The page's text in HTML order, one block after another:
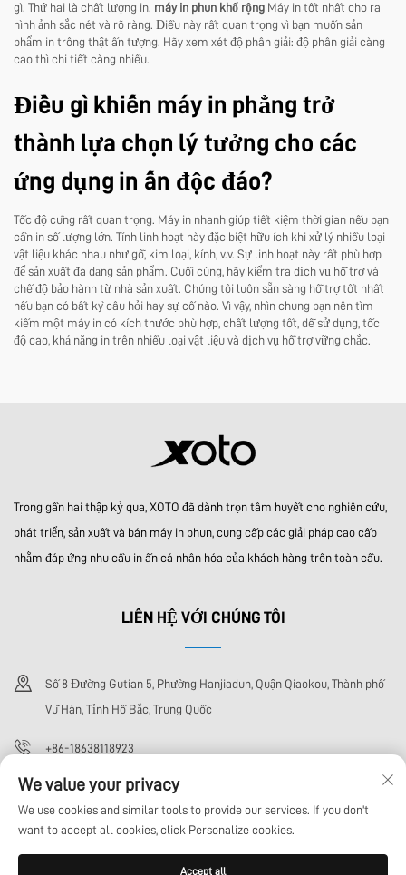
gì. Thứ hai là chất lượng in. máy in phun khổ rộng Máy in tốt nhất cho ra
hình ảnh sắc nét và rõ ràng. Điều này rất quan trọng vì bạn muốn sản
phẩm in trông thật ấn tượng. Hãy xem xét độ phân giải: độ phân giải càng
cao thì chi tiết càng nhiều.
Điều gì khiến máy in phẳng trở
thành lựa chọn lý tưởng cho các
ứng dụng in ấn độc đáo?
Tốc độ cũng rất quan trọng. Máy in nhanh giúp tiết kiệm thời gian nếu bạn
cần in số lượng lớn. Tính linh hoạt này đặc biệt hữu ích khi xử lý nhiều loại
vật liệu khác nhau như gỗ, kim loại, kính, v.v. Sự linh hoạt này rất phù hợp
để sản xuất đa dạng sản phẩm. Cuối cùng, hãy kiểm tra dịch vụ hỗ trợ và
chế độ bảo hành từ nhà sản xuất. Chúng tôi luôn sẵn sàng hỗ trợ tốt nhất
nếu bạn có bất kỳ câu hỏi hay sự cố nào. Vì vậy, nhìn chung bạn nên tìm
kiếm một máy in có kích thước phù hợp, chất lượng tốt, dễ sử dụng, tốc
độ cao, khả năng in trên nhiều loại vật liệu và dịch vụ hỗ trợ vững chắc.
Trong gần hai thập kỷ qua, XOTO đã dành trọn tâm huyết cho nghiên cứu,
phát triển, sản xuất và bán máy in phun, cung cấp các giải pháp cao cấp
nhằm đáp ứng nhu cầu in ấn cá nhân hóa của khách hàng trên toàn cầu.
LIÊN HỆ VỚI CHÚNG TÔI
Số 8 Đường Gutian 5, Phường Hanjiadun, Quận Qiaokou, Thành phố
Vũ Hán, Tỉnh Hồ Bắc, Trung Quốc
+86-18638118923
[email protected]
Bản quyền © Công ty TNHH Công nghệ Wuhan Xoto. Tất cả các quyền được
We value your privacy
We use cookies and similar tools to provide our services. If you don't
want to accept all cookies, click Personalize cookies.
Accept all